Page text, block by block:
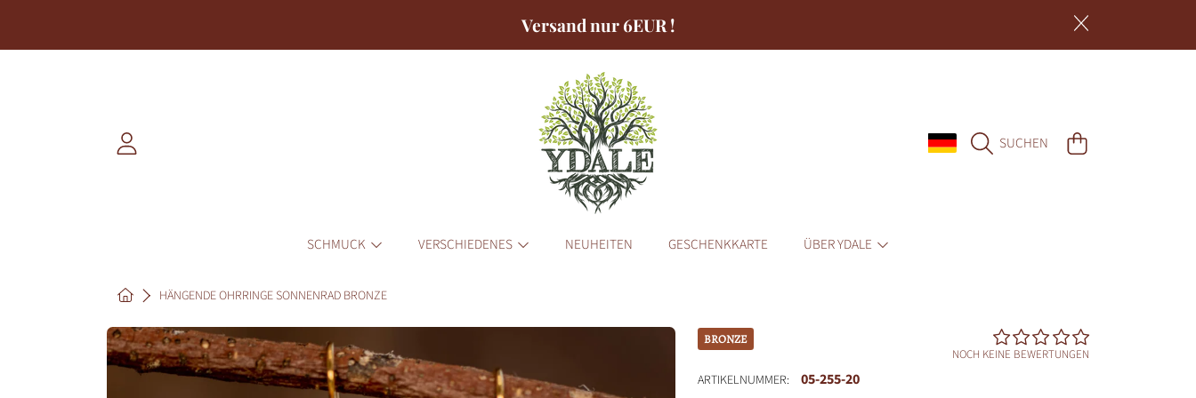
Versand nur 6EUR !
EINLOGGEN LAND/REGION
SUCHENWARENKORB
SCHMUCK VERSCHIEDENES NEUHEITEN GESCHENKKARTE ÜBER YDALE
HOMEHÄNGENDE OHRRINGE SONNENRAD BRONZE
DIREKT ZU DEN PRODUKTINFORMATIONEN
BRONZE
NOCH KEINE BEWERTUNGEN
ARTIKELNUMMER: 05-255-20